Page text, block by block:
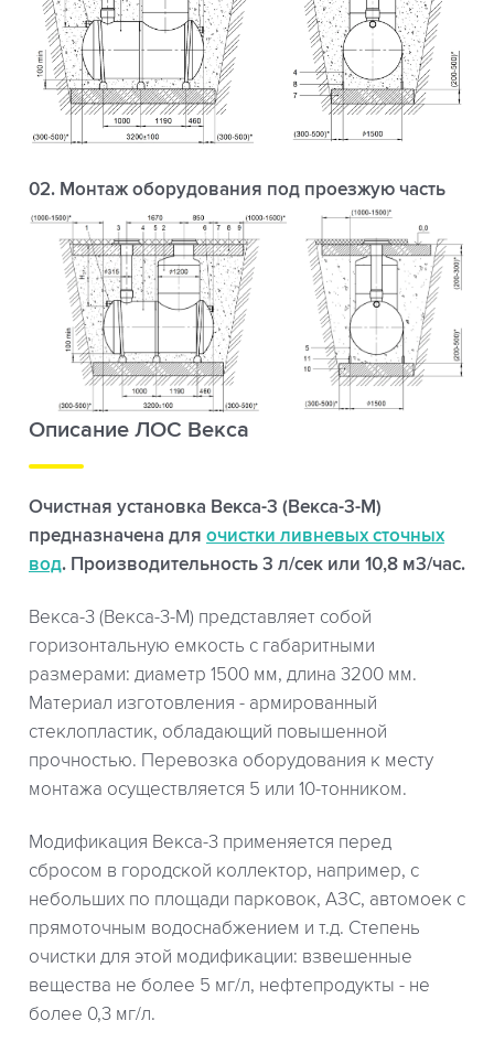
02. Монтаж оборудования под проезжую часть
Описание ЛОС Векса
Очистная установка Векса-3 (Векса-3-М)
предназначена для очистки ливневых сточных
вод. Производительность 3 л/сек или 10,8 м3/час.
Векса-3 (Векса-3-М) представляет собой
горизонтальную емкость с габаритными
размерами: диаметр 1500 мм, длина 3200 мм.
Материал изготовления - армированный
стеклопластик, обладающий повышенной
прочностью. Перевозка оборудования к месту
монтажа осуществляется 5 или 10-тонником.
Модификация Векса-3 применяется перед
сбросом в городской коллектор, например, с
небольших по площади парковок, АЗС, автомоек с
прямоточным водоснабжением и т.д. Степень
очистки для этой модификации: взвешенные
вещества не более 5 мг/л, нефтепродукты - не
более 0,3 мг/л.